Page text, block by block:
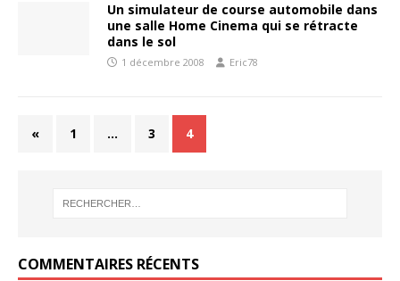
Un simulateur de course automobile dans
une salle Home Cinema qui se rétracte
dans le sol
1 décembre 2008 Eric78
« 1 … 3 4
COMMENTAIRES RÉCENTS